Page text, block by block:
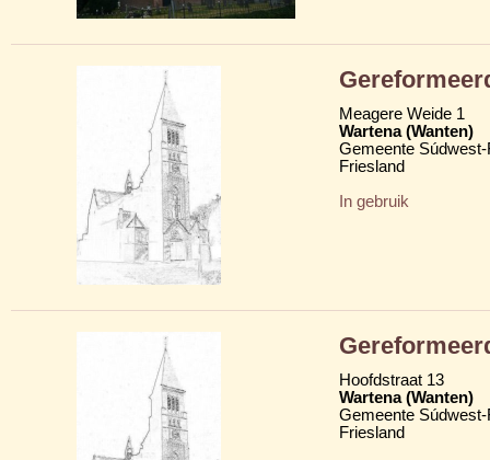
Meagere Weide 1
Wartena (Wanten)
Gemeente
Friesland
In gebruik
Hoofdstraat 13
Wartena (Wanten)
Gemeente
Friesland